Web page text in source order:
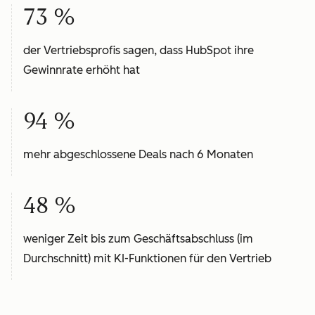
73 %
der Vertriebsprofis sagen, dass HubSpot ihre
Gewinnrate erhöht hat
94 %
mehr abgeschlossene Deals nach 6 Monaten
48 %
weniger Zeit bis zum Geschäftsabschluss (im
Durchschnitt) mit KI-Funktionen für den Vertrieb